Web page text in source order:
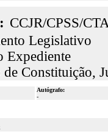
CCJR/CPSS/
Legislativo
Expediente
Constituição,
Autógrafo:
-